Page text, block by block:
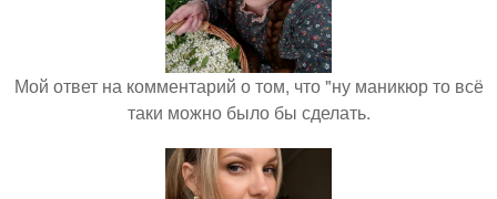
Мой ответ на комментарий о том, что "ну маникюр то всё
таки можно было бы сделать.